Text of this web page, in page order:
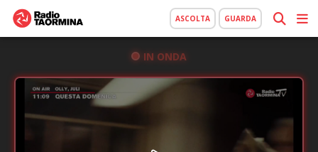
ASCOLTA GUARDA
IN ONDA